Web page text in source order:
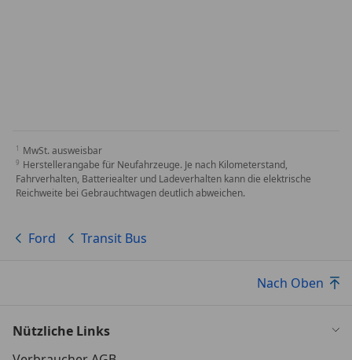
MwSt. ausweisbar
Herstellerangabe für Neufahrzeuge. Je nach Kilometerstand,
Fahrverhalten, Batteriealter und Ladeverhalten kann die elektrische
Reichweite bei Gebrauchtwagen deutlich abweichen.
Ford Transit Bus
Nach Oben
Nützliche Links